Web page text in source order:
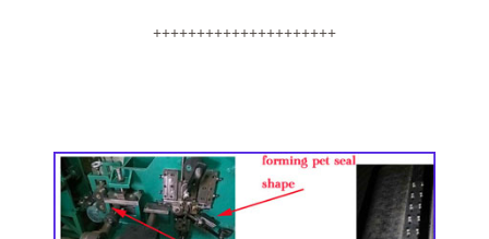
+++++++++++++++++++++